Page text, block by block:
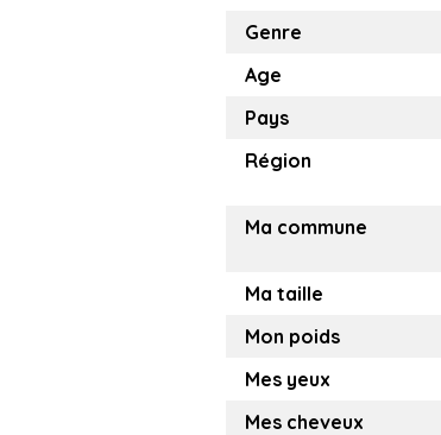
Genre
Age
Pays
Région
Ma commune
Ma taille
Mon poids
Mes yeux
Mes cheveux